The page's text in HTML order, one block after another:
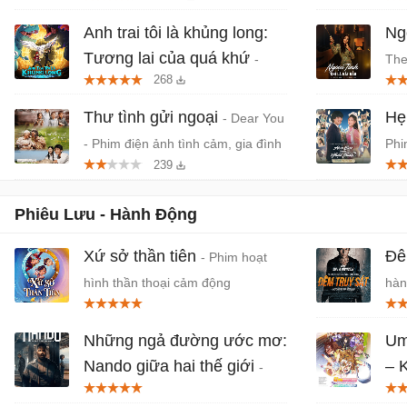
Anh trai tôi là khủng long:
Tương lai của quá khứ -
Phim anime hành động, thần thoại
Việt chiếu rạp
268
Thư tình gửi ngoại - Dear You
- Phim điện ảnh tình cảm, gia đình
Trung Quốc
239
-
Phiêu Lưu - Hành Động
Xứ sở thần tiên - Phim hoạt
hình thần thoại cảm động
Những ngả đường ước mơ:
Nando giữa hai thế giới -
Phần ngoại truyện của series
–